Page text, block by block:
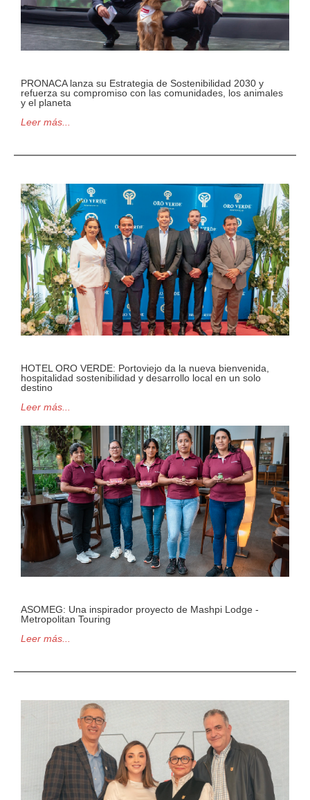
PRONACA lanza su Estrategia de Sostenibilidad 2030 y
refuerza su compromiso con las comunidades, los animales
y el planeta
Leer más...
HOTEL ORO VERDE: Portoviejo da la nueva bienvenida,
hospitalidad sostenibilidad y desarrollo local en un solo
destino
Leer más...
ASOMEG: Una inspirador proyecto de Mashpi Lodge -
Metropolitan Touring
Leer más...